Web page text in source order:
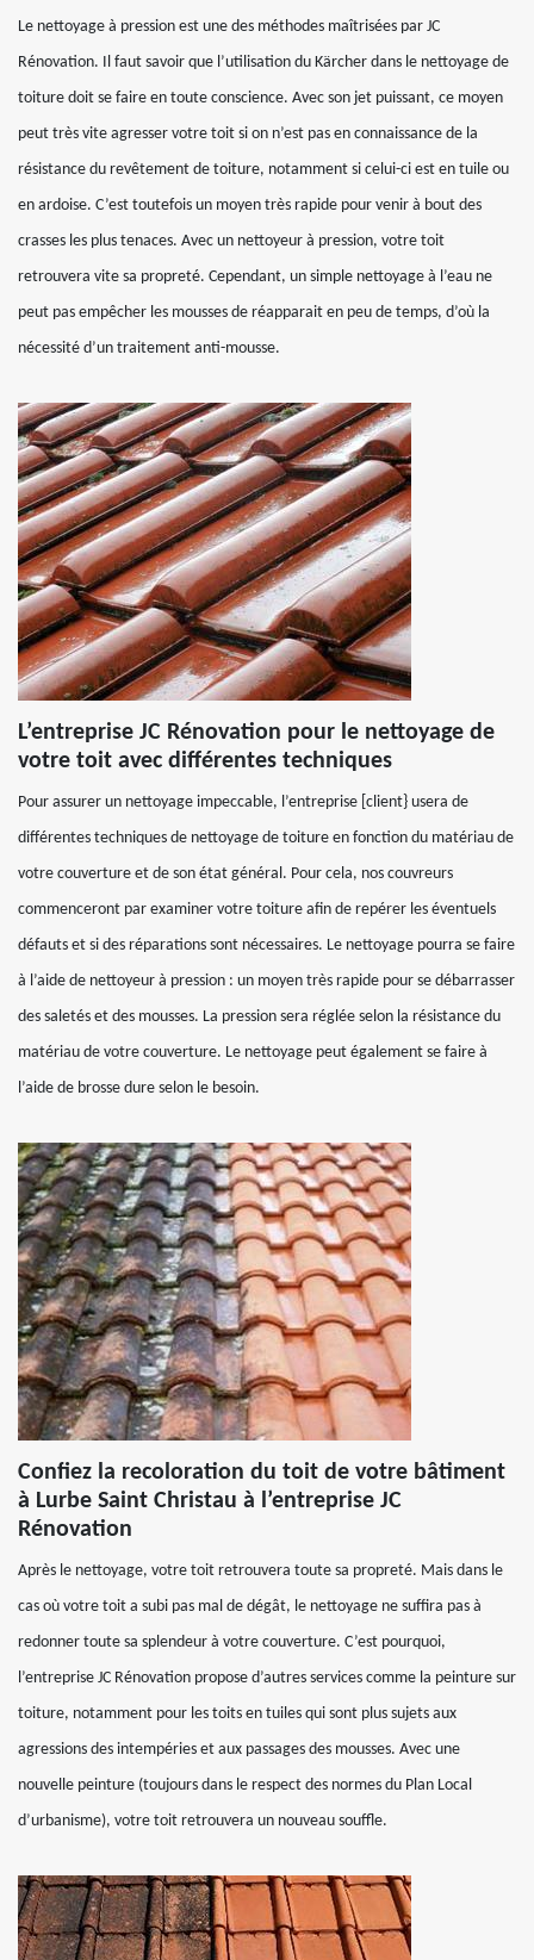
Le nettoyage à pression est une des méthodes maîtrisées par JC
Rénovation. Il faut savoir que l’utilisation du Kärcher dans le nettoyage de
toiture doit se faire en toute conscience. Avec son jet puissant, ce moyen
peut très vite agresser votre toit si on n’est pas en connaissance de la
résistance du revêtement de toiture, notamment si celui-ci est en tuile ou
en ardoise. C’est toutefois un moyen très rapide pour venir à bout des
crasses les plus tenaces. Avec un nettoyeur à pression, votre toit
retrouvera vite sa propreté. Cependant, un simple nettoyage à l’eau ne
peut pas empêcher les mousses de réapparait en peu de temps, d’où la
nécessité d’un traitement anti-mousse.
L’entreprise JC Rénovation pour le nettoyage de
votre toit avec différentes techniques
Pour assurer un nettoyage impeccable, l’entreprise [client} usera de
différentes techniques de nettoyage de toiture en fonction du matériau de
votre couverture et de son état général. Pour cela, nos couvreurs
commenceront par examiner votre toiture afin de repérer les éventuels
défauts et si des réparations sont nécessaires. Le nettoyage pourra se faire
à l’aide de nettoyeur à pression : un moyen très rapide pour se débarrasser
des saletés et des mousses. La pression sera réglée selon la résistance du
matériau de votre couverture. Le nettoyage peut également se faire à
l’aide de brosse dure selon le besoin.
Confiez la recoloration du toit de votre bâtiment
à Lurbe Saint Christau à l’entreprise JC
Rénovation
Après le nettoyage, votre toit retrouvera toute sa propreté. Mais dans le
cas où votre toit a subi pas mal de dégât, le nettoyage ne suffira pas à
redonner toute sa splendeur à votre couverture. C’est pourquoi,
l’entreprise JC Rénovation propose d’autres services comme la peinture sur
toiture, notamment pour les toits en tuiles qui sont plus sujets aux
agressions des intempéries et aux passages des mousses. Avec une
nouvelle peinture (toujours dans le respect des normes du Plan Local
d’urbanisme), votre toit retrouvera un nouveau souffle.